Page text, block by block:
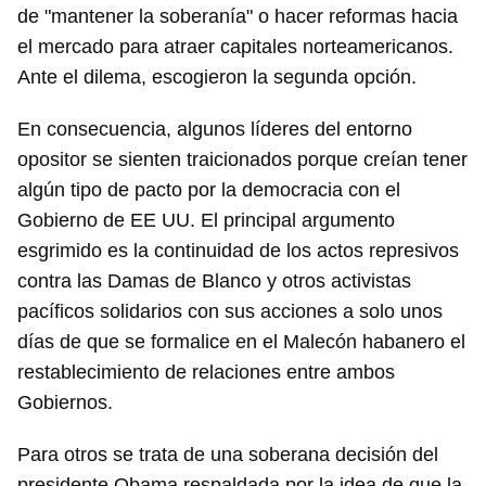
de "mantener la soberanía" o hacer reformas hacia
el mercado para atraer capitales norteamericanos.
Ante el dilema, escogieron la segunda opción.
En consecuencia, algunos líderes del entorno
opositor se sienten traicionados porque creían tener
algún tipo de pacto por la democracia con el
Gobierno de EE UU. El principal argumento
esgrimido es la continuidad de los actos represivos
contra las Damas de Blanco y otros activistas
pacíficos solidarios con sus acciones a solo unos
días de que se formalice en el Malecón habanero el
restablecimiento de relaciones entre ambos
Gobiernos.
Para otros se trata de una soberana decisión del